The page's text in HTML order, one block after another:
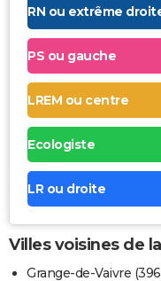
RN ou extrême
PS ou gauche
LREM ou centre
Ecologiste
LR ou droite
Villes voisines de
Grange-de-Vaivre